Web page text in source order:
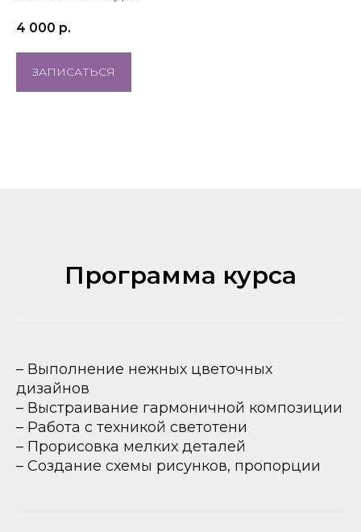
4 000 р.
ЗАПИСАТЬСЯ
Программа курса
– Выполнение нежных цветочных
дизайнов
– Выстраивание гармоничной композиции
– Работа с техникой светотени
– Прорисовка мелких деталей
– Создание схемы рисунков, пропорции